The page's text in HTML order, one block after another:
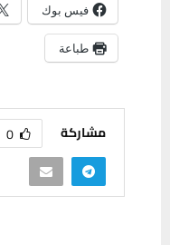
فيس بوك
طباعة
مشاركة 0